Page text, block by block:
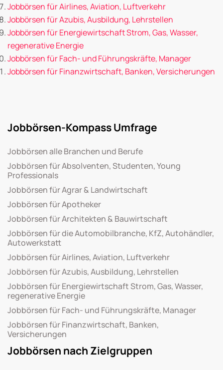
Jobbörsen für Airlines, Aviation, Luftverkehr
Jobbörsen für Azubis, Ausbildung, Lehrstellen
Jobbörsen für Energiewirtschaft Strom, Gas, Wasser,
regenerative Energie
Jobbörsen für Fach- und Führungskräfte, Manager
Jobbörsen für Finanzwirtschaft, Banken, Versicherungen
Jobbörsen-Kompass Umfrage
Jobbörsen alle Branchen und Berufe
Jobbörsen für Absolventen, Studenten, Young
Professionals
Jobbörsen für Agrar & Landwirtschaft
Jobbörsen für Apotheker
Jobbörsen für Architekten & Bauwirtschaft
Jobbörsen für die Automobilbranche, KfZ, Autohändler,
Autowerkstatt
Jobbörsen für Airlines, Aviation, Luftverkehr
Jobbörsen für Azubis, Ausbildung, Lehrstellen
Jobbörsen für Energiewirtschaft Strom, Gas, Wasser,
regenerative Energie
Jobbörsen für Fach- und Führungskräfte, Manager
Jobbörsen für Finanzwirtschaft, Banken,
Versicherungen
Jobbörsen nach Zielgruppen